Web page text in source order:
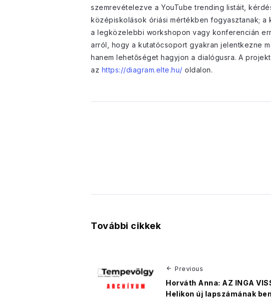
szemrevételezve a YouTube trending listáit,
középiskolások óriási mértékben fogyasztanak;
a legközelebbi workshopon vagy konferencián
arról, hogy a kutatócsoport gyakran jelentkezne
hanem lehetőséget hagyjon a dialógusra. A
az https://diagram.elte.hu/ oldalon.
További cikkek
Previous
Horváth Anna: AZ INGA
Helikon új lapszámának